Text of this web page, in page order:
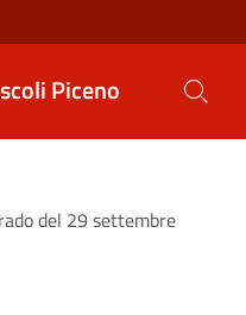
Piceno
del 29 settembre